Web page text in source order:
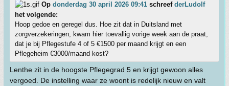
Op donderdag 30 april 2026 09:41 schreef derLudolf
het volgende:
Hoop gedoe en geregel dus. Hoe zit dat in Duitsland met
zorgverzekeringen, kwam hier toevallig vorige week aan de praat,
dat je bij Pflegestufe 4 of 5 €1500 per maand krijgt en een
Pflegeheim €3000/maand kost?
Lenthe zit in de hoogste Pflegegrad 5 en krijgt gewoon alles
vergoed. De instelling waar ze woont is redelijk nieuw en valt